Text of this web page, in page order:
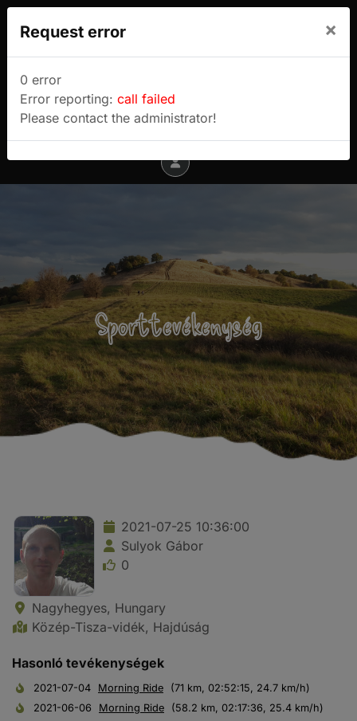
Sulyok Gábor túrablogja
Menu
Sporttevékenység
2021-07-25 10:36:00
Sulyok Gábor
0
Nagyhegyes, Hungary
Közép-Tisza-vidék, Hajdúság
Hasonló tevékenységek
2021-07-04 Morning Ride
(71 km, 02:52:15, 24.7 km/h)
2021-06-06
Morning Ride
(58.2 km, 02:17:36, 25.4 km/h)
Request error ×
0 error
Error reporting: call failed
Please contact the administrator!